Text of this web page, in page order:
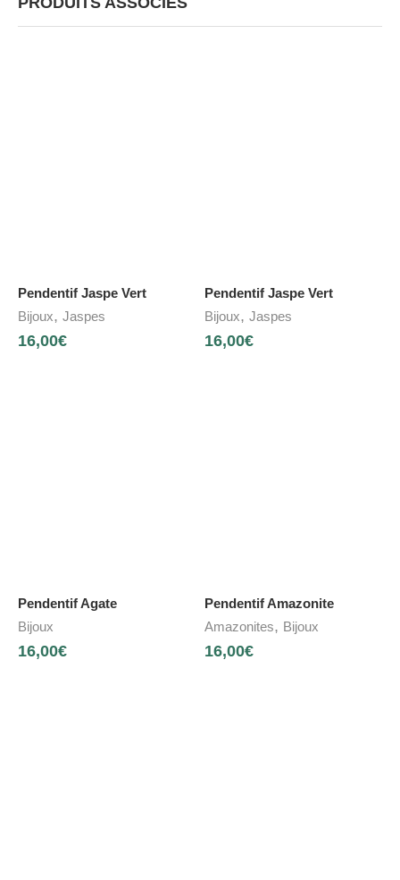
Pendentif Jaspe Vert
Bijoux, Jaspes
16,00€
Pendentif Jaspe Vert
Bijoux, Jaspes
16,00€
Pendentif Agate
Bijoux
16,00€
Pendentif Amazonite
Amazonites, Bijoux
16,00€